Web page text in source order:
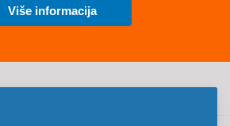
Više informacija